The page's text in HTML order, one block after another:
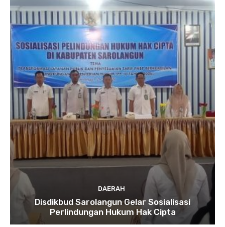
DAERAH
Disdikbud Sarolangun Gelar Sosialisasi
Perlindungan Hukum Hak Cipta